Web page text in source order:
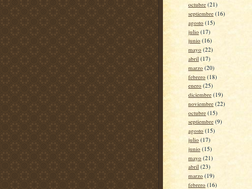
octubre (21)
septiembre (16)
agosto (15)
julio (17)
junio (16)
mayo (22)
abril (17)
marzo (20)
febrero (18)
enero (25)
diciembre (19)
noviembre (22)
octubre (15)
septiembre (9)
agosto (15)
julio (17)
junio (15)
mayo (21)
abril (23)
marzo (19)
febrero (16)